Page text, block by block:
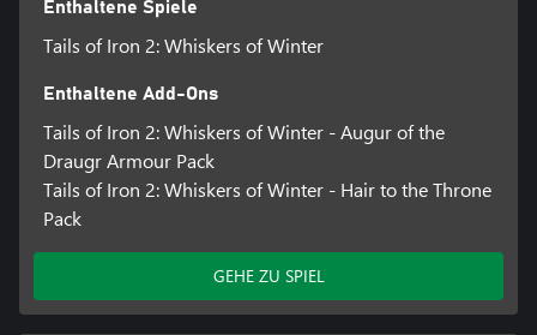
Enthaltene Spiele
Tails of Iron 2: Whiskers of Winter
Enthaltene Add-Ons
Tails of Iron 2: Whiskers of Winter - Augur of the
Draugr Armour Pack
Tails of Iron 2: Whiskers of Winter - Hair to the Throne
Pack
GEHE ZU SPIEL